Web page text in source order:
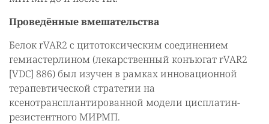
Проведённые вмешательства
Белок rVAR2 с цитотоксическим соединением
гемиастерлином (лекарственный конъюгат rVAR2
[VDC] 886) был изучен в рамках инновационной
терапевтической стратегии на
ксенотрансплантированной модели цисплатин-
резистентного МИРМП.